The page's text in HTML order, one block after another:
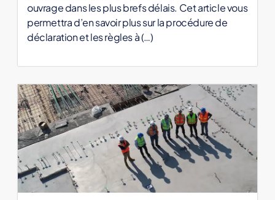
ouvrage dans les plus brefs délais. Cet article vous
permettra d’en savoir plus sur la procédure de
déclaration et les règles à (…)